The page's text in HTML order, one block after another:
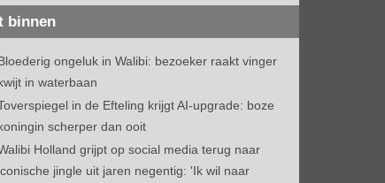
binnen
ongeluk in Walibi: bezoeker raakt vinger
in waterbaan
in de Efteling krijgt AI-upgrade: boze
scherper dan ooit
Holland grijpt op social media terug naar
jingle uit jaren negentig: 'Ik wil naar